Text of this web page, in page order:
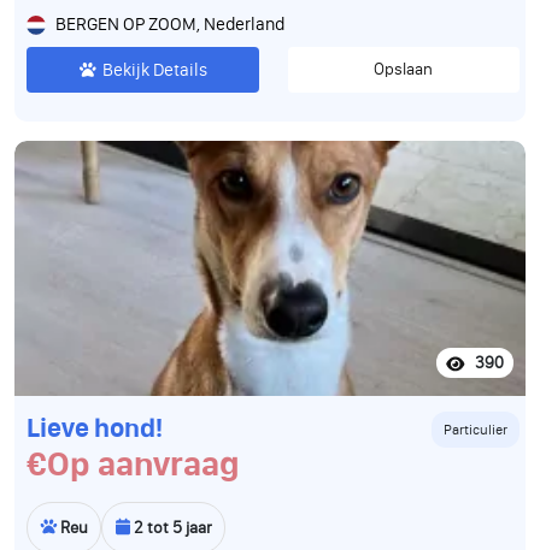
BERGEN OP ZOOM, Nederland
Bekijk Details Opslaan
390
Lieve hond! Particulier
€Op aanvraag
Reu 2 tot 5 jaar